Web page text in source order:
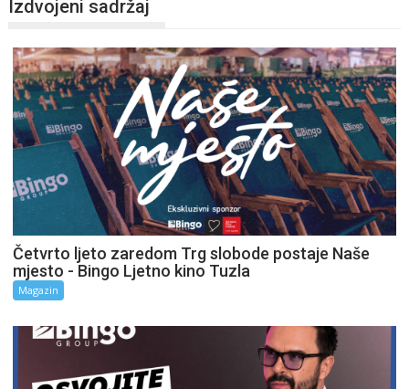
Izdvojeni sadržaj
Četvrto ljeto zaredom Trg slobode postaje Naše
mjesto - Bingo Ljetno kino Tuzla
Magazin